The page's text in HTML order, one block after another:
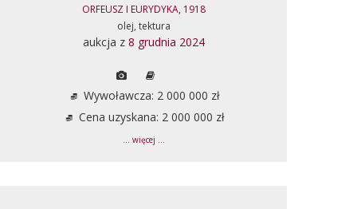
ORFEUSZ I EURYDYKA, 1918
olej, tektura
aukcja z 8 grudnia 2024
Wywoławcza: 2 000 000 zł
Cena uzyskana: 2 000 000 zł
... więcej ...